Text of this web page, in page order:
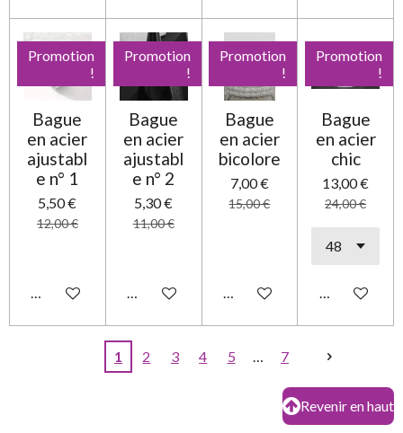
Promotion
!
Bague
en acier
ajustabl
e n° 1
5,50 €
12,00 €
Ajouter au panier
Promotion
!
Bague
en acier
ajustabl
e n° 2
5,30 €
11,00 €
Ajouter au panier
Promotion
!
Bague
en acier
bicolore
7,00 €
15,00 €
Ajouter au panier
Promotion
!
Bague
en acier
chic
13,00 €
24,00 €
Ajouter au
1 2 3 4 5 7
Revenir en haut